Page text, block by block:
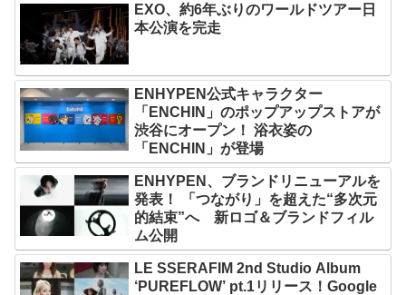
EXO、約6年ぶりのワールドツアー日
本公演を完走
ENHYPEN公式キャラクター
「ENCHIN」のポップアップストアが
渋谷にオープン！ 浴衣姿の
「ENCHIN」が登場
ENHYPEN、ブランドリニューアルを
発表！ 「つながり」を超えた“多次元
的結束”へ 新ロゴ＆ブランドフィル
ム公開
LE SSERAFIM 2nd Studio Album
‘PUREFLOW’ pt.1リリース！Google